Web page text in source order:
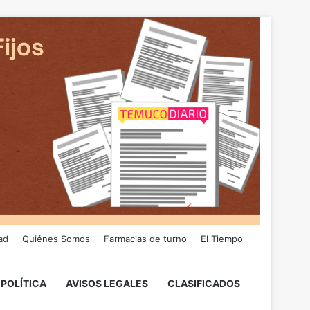
Quiénes Somos Farmacias de turno El Tiempo
POLÍTICA AVISOS LEGALES CLASIFICADOS